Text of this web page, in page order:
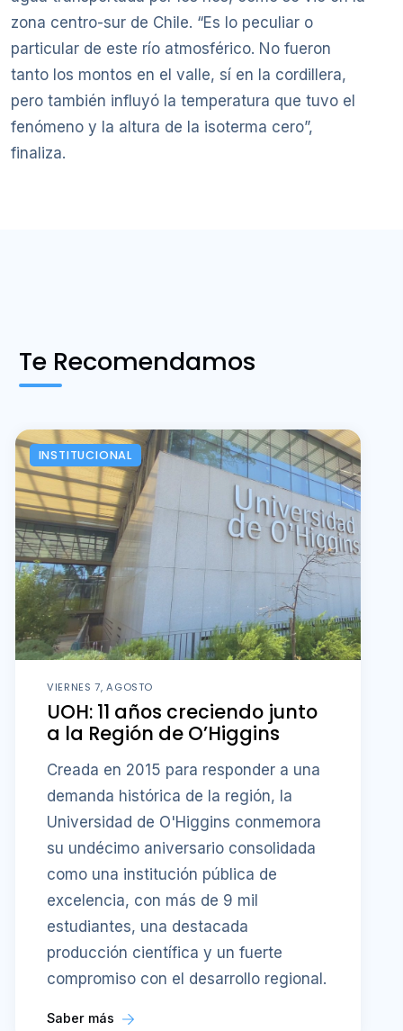
zona centro-sur de Chile. “Es lo peculiar o
particular de este río atmosférico. No fueron
tanto los montos en el valle, sí en la cordillera,
pero también influyó la temperatura que tuvo el
fenómeno y la altura de la isoterma cero”,
finaliza.
Te Recomendamos
INSTITUCIONAL
VIERNES 7, AGOSTO
UOH: 11 años creciendo junto
a la Región de O’Higgins
Creada en 2015 para responder a una
demanda histórica de la región, la
Universidad de O'Higgins conmemora
su undécimo aniversario consolidada
como una institución pública de
excelencia, con más de 9 mil
estudiantes, una destacada
producción científica y un fuerte
compromiso con el desarrollo regional.
Saber más